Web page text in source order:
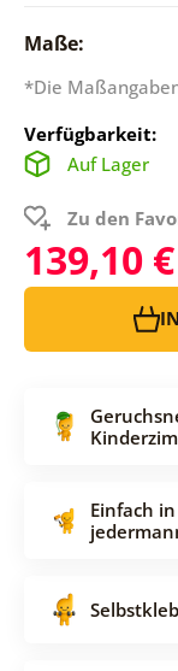
Maße:
*Die
Verfügbarkeit:
Auf Lager
Zu den
139,10 €
Einfach